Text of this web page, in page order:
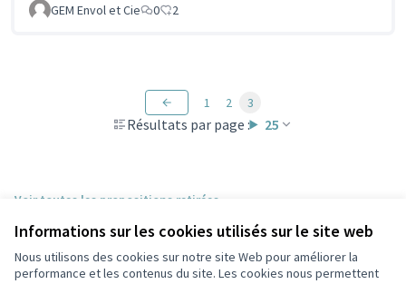
Informations sur les cookies utilisés sur le site web
Nous utilisons des cookies sur notre site Web pour améliorer la
performance et les contenus du site. Les cookies nous permettent
GEM Envol et Cie
0 2
Résultats par page : 25
1 2 3
Voir toutes les propositions retirées
Conditions d'utilisation
Paramètres des cookies